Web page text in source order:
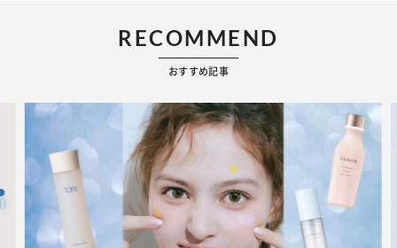
RECOMMEND
おすすめ記事